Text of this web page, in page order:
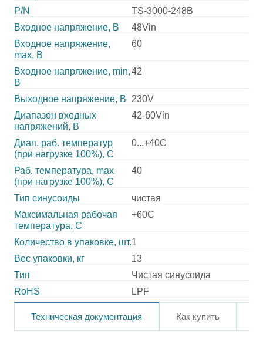
P/N
TS-3000-248B
Входное напряжение, В
48Vin
Входное напряжение,
max, В
60
Входное напряжение, min,
В
42
Выходное напряжение, В
230V
Диапазон входных
напряжений, В
42-60Vin
Диап. раб. температур
(при нагрузке 100%), C
0...+40C
Раб. температура, max
(при нагрузке 100%), C
40
Тип синусоиды
чистая
Максимальная рабочая
температура, C
+60C
Количество в упаковке, шт.1
Вес упаковки, кг
13
Тип
Чистая синусоида
RoHS
LPF
Техническая документация Как купить